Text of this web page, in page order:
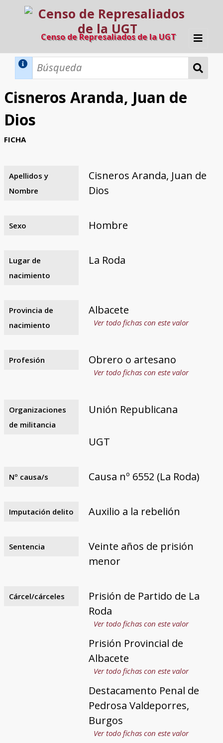
Censo de Represaliados de la UGT
Inicio
Búsqueda Dinámica
Búsqueda Avanzada
Cisneros Aranda, Juan de
Dios
FICHA
Apellidos y
Nombre
Cisneros Aranda, Juan de
Dios
Sexo Hombre
Lugar de
nacimiento
La Roda
Provincia de
nacimiento
Albacete
Ver todo fichas con este valor
Profesión Obrero o artesano
Ver todo fichas con este valor
Organizaciones
de militancia
Unión Republicana
UGT
Nº causa/s Causa nº 6552 (La Roda)
Imputación delito Auxilio a la rebelión
Sentencia
Veinte años de prisión
menor
Cárcel/cárceles
Prisión de Partido de La
Roda
Ver todo fichas con este valor
Prisión Provincial de
Albacete
Ver todo fichas con este valor
Destacamento Penal de
Pedrosa Valdeporres,
Burgos
Ver todo fichas con este valor